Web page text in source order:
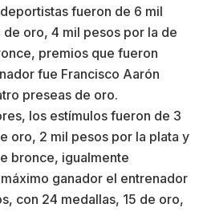
fueron de 6 mil
oro, 4 mil pesos por la de
premios que fueron
fue Francisco Aarón
preseas de oro.
los estímulos fueron de 3
oro, 2 mil pesos por la plata y
bronce, igualmente
ganador el entrenador
con 24 medallas, 15 de oro,